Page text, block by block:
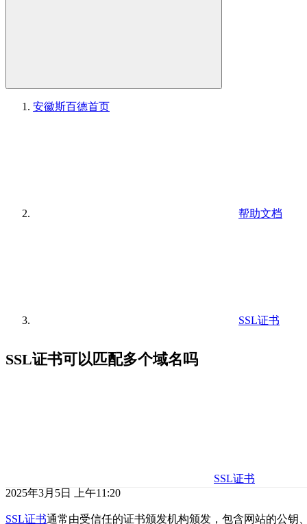
安徽斯百德首页
帮助文档
SSL证书
SSL证书可以匹配多个域名吗
SSL证书
2025年3月5日 上午11:20
SSL证书通常由受信任的证书颁发机构颁发，包含网站的公钥